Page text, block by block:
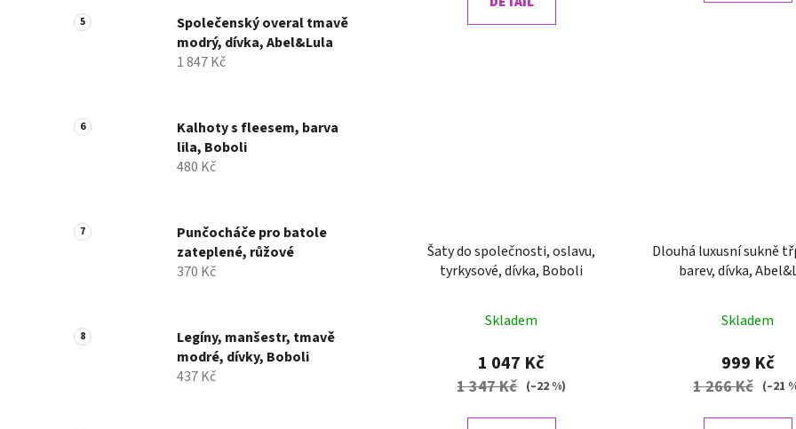
Společenský overal tmavě
modrý, dívka, Abel&Lula
1 847 Kč
Kalhoty s fleesem, barva
lila, Boboli
480 Kč
Punčocháče pro batole
zateplené, růžové
370 Kč
Legíny, manšestr, tmavě
modré, dívky, Boboli
437 Kč
Šaty do společnosti, oslavu,
tyrkysové, dívka, Boboli
Skladem
1 047 Kč
1 347 Kč (–22 %)
Dlouhá luxusní sukně
barev, dívka,
Skladem
999 Kč
1 266 Kč (–21